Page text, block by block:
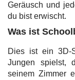
Geräusch und
du bist erwischt.
Was ist
Dies ist ein 3D-
Jungen spielst,
seinem Zimmer